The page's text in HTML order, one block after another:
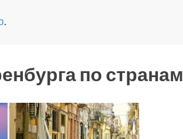
.
по странам